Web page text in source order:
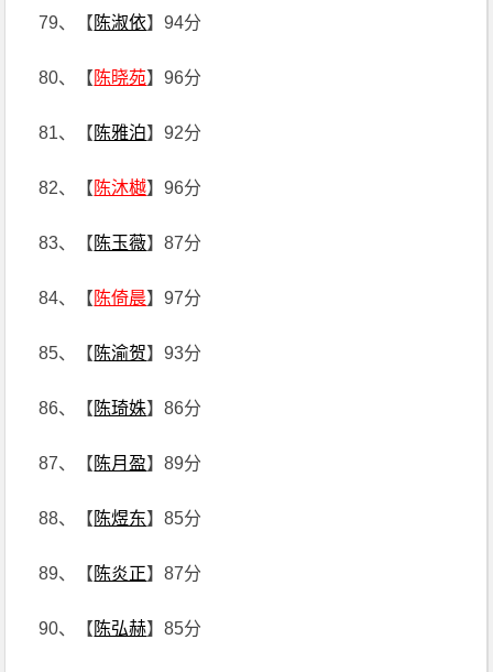
79、【 陈淑依】94分
80、【 陈晓苑】96分
81、【 陈雅泊】92分
82、【 陈沐樾】96分
83、【 陈玉薇】87分
84、【 陈倚晨】97分
85、【 陈渝贺】93分
86、【 陈琦姝】86分
87、【 陈月盈】89分
88、【 陈煜东】85分
89、【 陈炎正】87分
90、【 陈弘赫】85分